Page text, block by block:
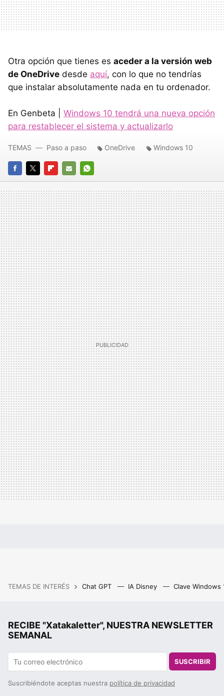
Otra opción que tienes es aceder a la versión web
de OneDrive desde aquí, con lo que no tendrías
que instalar absolutamente nada en tu ordenador.
En Genbeta | Windows 10 tendrá una nueva opción
para restablecer el sistema y actualizarlo
FACEBOOK
TWITTERFLIPBOARD
E-
MAIL
WHATSAPP
TEMAS Paso a paso OneDrive Windows 10
TEMAS DE INTERÉS Chat GPT IA Disney Clave Windows
RECIBE "Xatakaletter", NUESTRA NEWSLETTER
SEMANAL
SUSCRIBIR
Suscribiéndote aceptas nuestra política de privacidad